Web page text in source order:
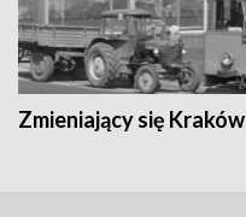
Zmieniający się Kraków